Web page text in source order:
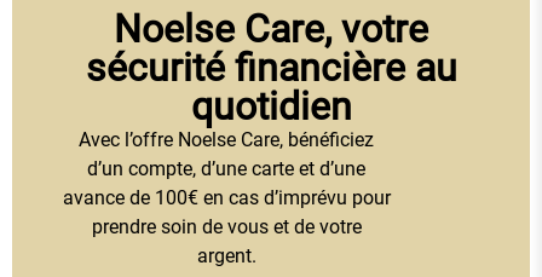
Noelse Care, votre
sécurité financière au
quotidien
Avec l’offre Noelse Care, bénéficiez
d’un compte, d’une carte et d’une
avance de 100€ en cas d’imprévu pour
prendre soin de vous et de votre
argent.